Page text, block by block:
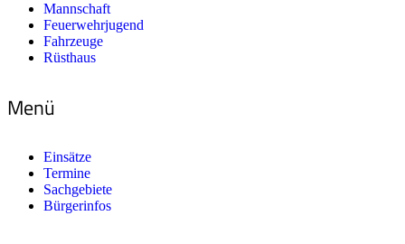
Mannschaft
Feuerwehrjugend
Fahrzeuge
Rüsthaus
Menü
Einsätze
Termine
Sachgebiete
Bürgerinfos